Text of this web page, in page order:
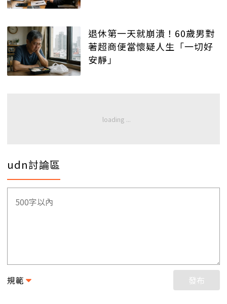
退休第一天就崩潰！60歲男對
著超商便當懷疑人生「一切好
安靜」
udn討論區
規範 發布